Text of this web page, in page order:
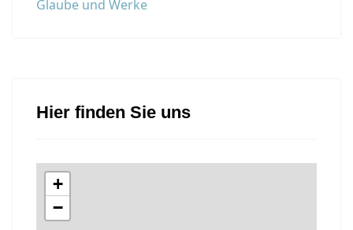
Glaube und Werke
Hier finden Sie uns
+
−